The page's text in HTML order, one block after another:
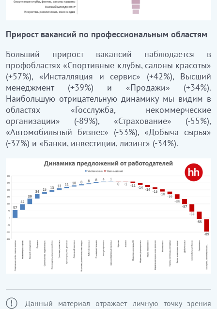
Прирост вакансий по профессиональным областям
Больший прирост вакансий наблюдается в
профобластях «Спортивные клубы, салоны красоты»
(+57%), «Инсталляция и сервис» (+42%), Высший
менеджмент (+39%) и «Продажи» (+34%).
Наибольшую отрицательную динамику мы видим в
областях «Госслужба, некоммерческие
организации» (-89%), «Страхование» (-55%),
«Автомобильный бизнес» (-53%), «Добыча сырья»
(-37%) и «Банки, инвестиции, лизинг» (-34%).
Данный материал отражает личную точку зрения